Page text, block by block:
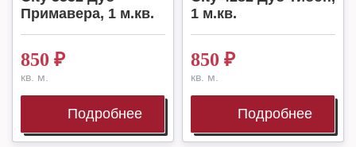
Примавера, 1 м.кв.
850 ₽
кв. м.
Подробнее
1 м.кв.
850 ₽
кв. м.
Подробнее